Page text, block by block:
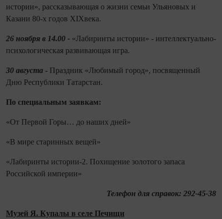
истории», рассказывающая о жизни семьи Ульяновых и
Казани 80-х годов XIXвека.
26 ноября в 14.00 - «Лабиринты истории» - интеллектуально-
психологическая развивающая игра.
30 августа - Праздник «Любимый город», посвященный
Дню Республики Татарстан.
По специальным заявкам:
«От Первой Горы… до наших дней»
«В мире старинных вещей»
«Лабиринты истории-2. Похищение золотого запаса
Российской империи»
Телефон для справок: 292-45-38
Музей Я. Купалы в селе Печищи